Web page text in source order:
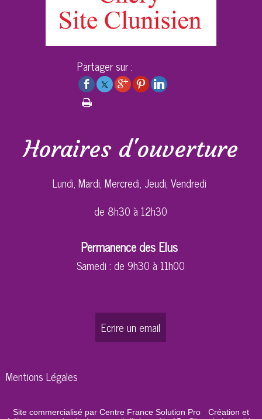
Partager sur :
Horaires d'ouverture
Lundi, Mardi, Mercredi, Jeudi, Vendredi
de 8h30 à 12h30
Permanence des Elus
Samedi : de 9h30 à 11h00
Ecrire un email
Mentions Légales
Site commercialisé par Centre France Solution Pro - Création et